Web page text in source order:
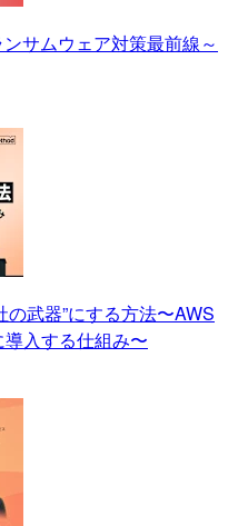
サムウェア対策最前線～
の武器”にする方法〜AWS
入する仕組み〜